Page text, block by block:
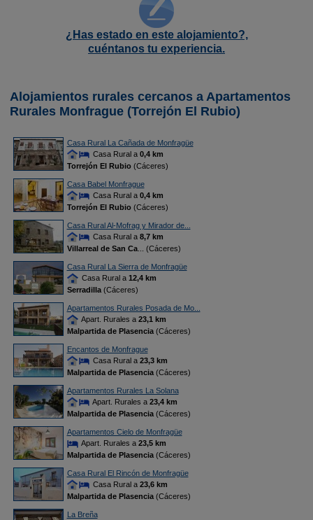
¿Has estado en este alojamiento?,
cuéntanos tu experiencia.
Alojamientos rurales cercanos a Apartamentos
Rurales Monfrague (Torrejón El Rubio)
Casa Rural La Cañada de Monfragüe
Casa Rural a 0,4 km
Torrejón El Rubio(Cáceres)
Casa Babel Monfrague
Casa Rural a 0,4 km
Torrejón El Rubio(Cáceres)
Casa Rural Al-Mofrag y Mirador de...
Casa Rural a 8,7 km
Villarreal de San Ca... (Cáceres)
Casa Rural La Sierra de Monfragüe
Casa Rural a 12,4 km
Serradilla(Cáceres)
Apartamentos Rurales Posada de Mo...
Apart. Rurales a 23,1 km
Malpartida de Plasencia(Cáceres)
Encantos de Monfrague
Casa Rural a 23,3 km
Malpartida de Plasencia(Cáceres)
Apartamentos Rurales La Solana
Apart. Rurales a 23,4 km
Malpartida de Plasencia(Cáceres)
Apartamentos Cielo de Monfragüe
Apart. Rurales a 23,5 km
Malpartida de Plasencia(Cáceres)
Casa Rural El Rincón de Monfragüe
Casa Rural a 23,6 km
Malpartida de Plasencia(Cáceres)
La Breña